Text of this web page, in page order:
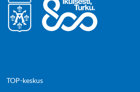
TOP-keskus